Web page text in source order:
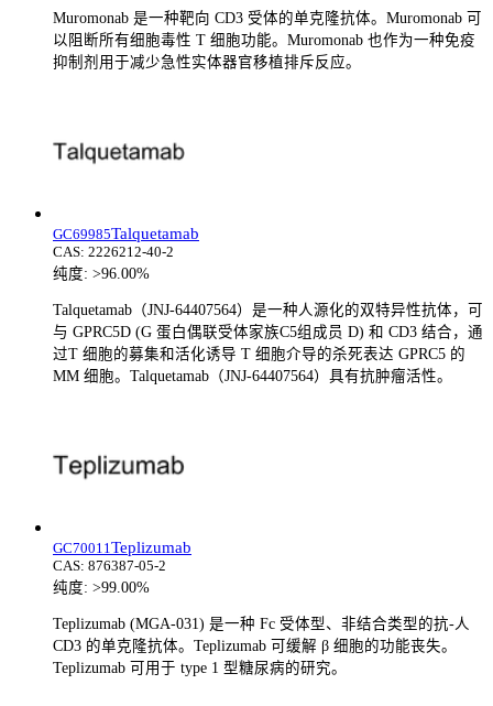
Muromonab 是一种靶向 CD3 受体的单克隆抗体。Muromonab 可
以阻断所有细胞毒性 T 细胞功能。Muromonab 也作为一种免疫
抑制剂用于减少急性实体器官移植排斥反应。
GC69985Talquetamab
CAS: 2226212-40-2
纯度: >96.00%
Talquetamab（JNJ-64407564）是一种人源化的双特异性抗体，可
与 GPRC5D (G 蛋白偶联受体家族C5组成员 D) 和 CD3 结合，通
过T 细胞的募集和活化诱导 T 细胞介导的杀死表达 GPRC5 的
MM 细胞。Talquetamab（JNJ-64407564）具有抗肿瘤活性。
GC70011 Teplizumab
CAS: 876387-05-2
纯度: >99.00%
Teplizumab (MGA-031) 是一种 Fc 受体型、非结合类型的抗-人
CD3 的单克隆抗体。Teplizumab 可缓解 β 细胞的功能丧失。
Teplizumab 可用于 type 1 型糖尿病的研究。